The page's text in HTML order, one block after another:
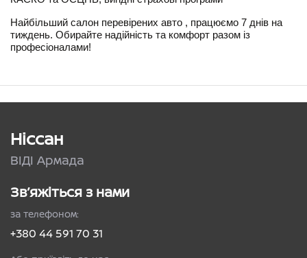
Найбільший салон перевірених авто , працюємо 7 днів на
тиждень. Обирайте надійність та комфорт разом із
професіоналами!
Ніссан
ВІДІ Армада
Зв’яжіться з нами
за телефоном:
+380 44 591 70 31